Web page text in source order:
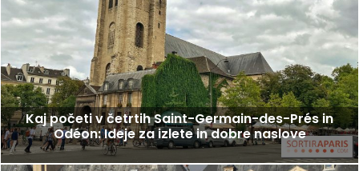
Kaj početi v četrtih Saint-Germain-des-Prés in
Odéon: Ideje za izlete in dobre naslove